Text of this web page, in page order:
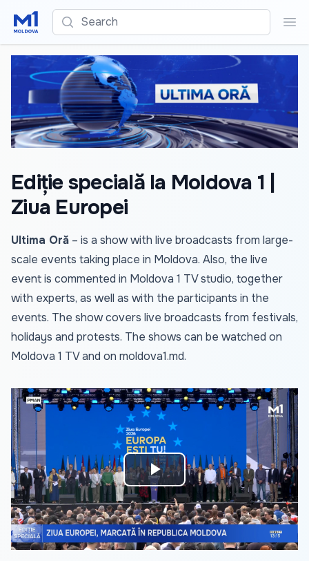
Search
Ediție specială la Moldova 1 |
Ziua Europei
Ultima Oră – is a show with live broadcasts from large-
scale events taking place in Moldova. Also, the live
event is commented in Moldova 1 TV studio, together
with experts, as well as with the participants in the
events. The show covers live broadcasts from festivals,
holidays and protests. The shows can be watched on
Moldova 1 TV and on moldova1.md.
Play
Video